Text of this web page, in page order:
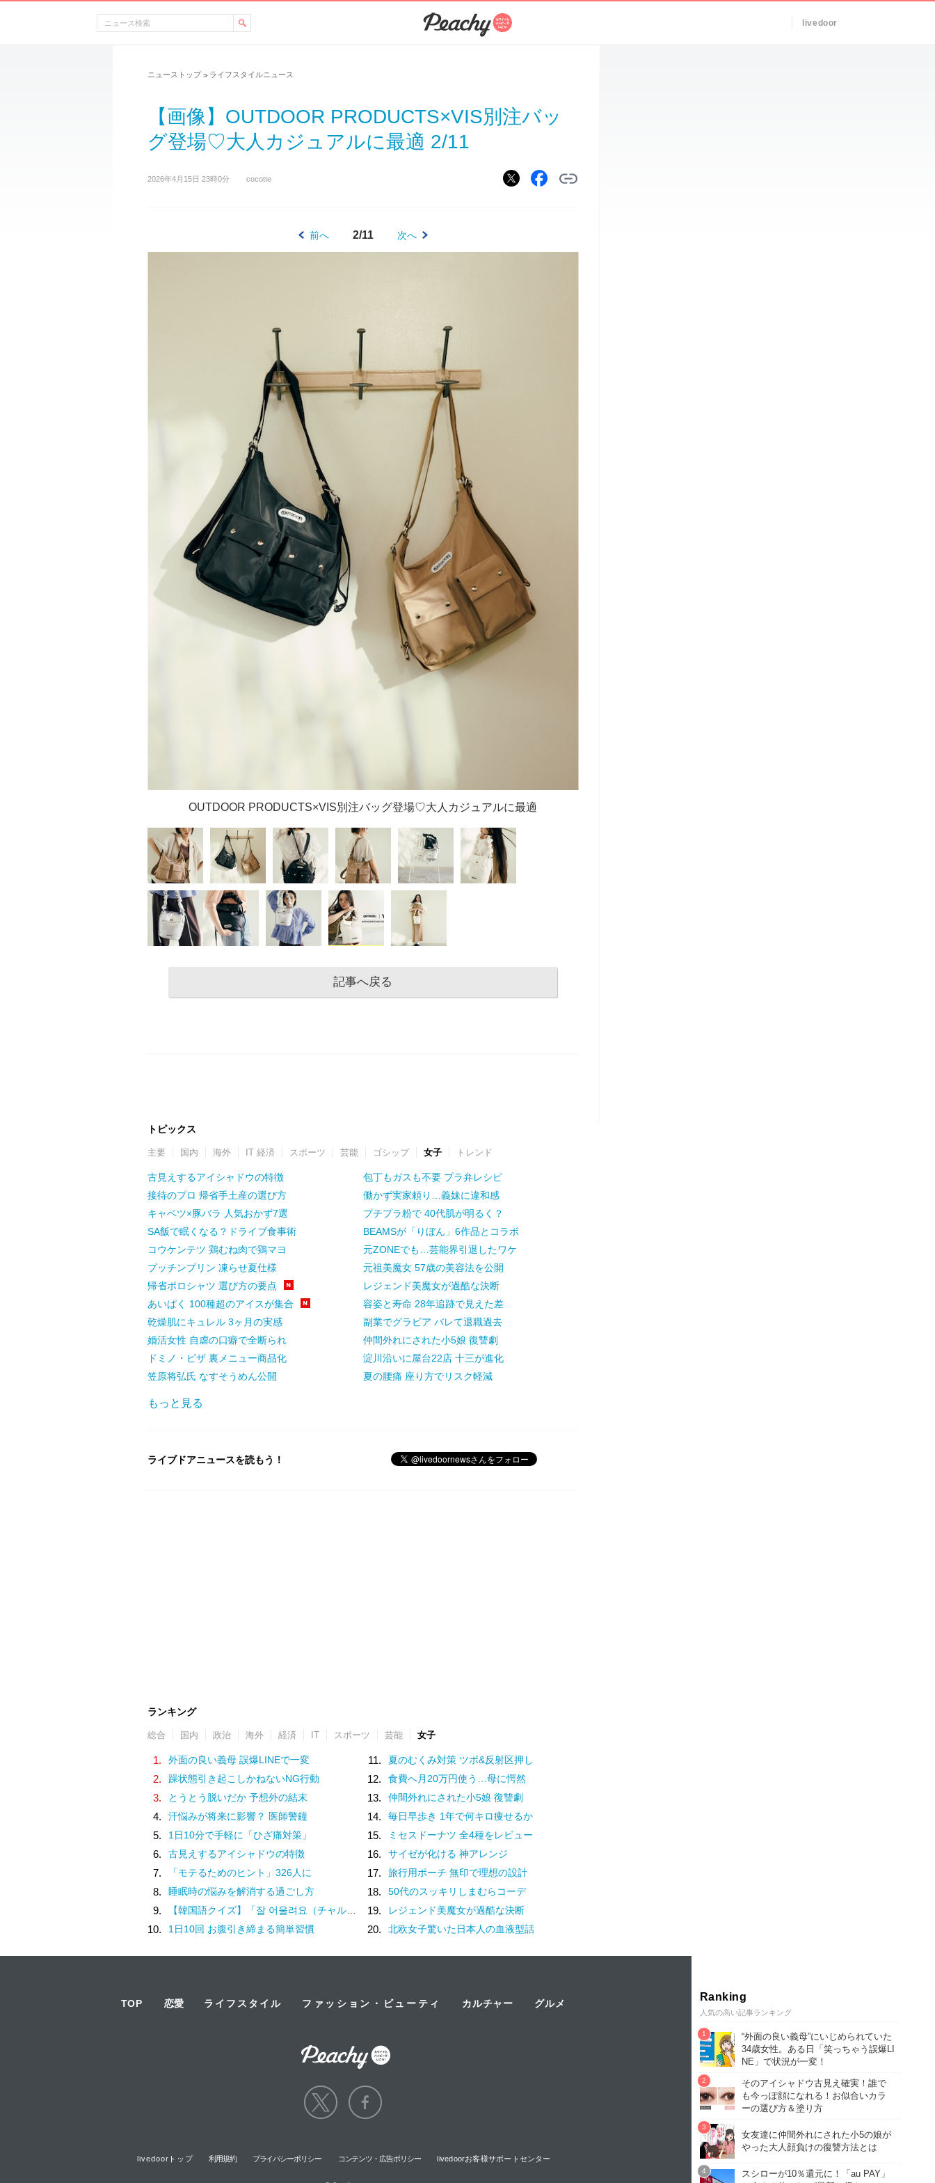
livedoor
ニューストップ > ライフスタイルニュース
【画像】OUTDOOR PRODUCTS×VIS別注バッ
グ登場♡大人カジュアルに最適 2/11
2026年4月15日 23時0分 cocotte
前へ 2/11 次へ
OUTDOOR PRODUCTS×VIS別注バッグ登場♡大人カジュアルに最適
記事へ戻る
トピックス
主要 国内 海外 IT 経済 スポーツ 芸能 ゴシップ 女子 トレンド
古見えするアイシャドウの特徴
接待のプロ 帰省手土産の選び方
キャベツ×豚バラ 人気おかず7選
SA飯で眠くなる？ドライブ食事術
コウケンテツ 鶏むね肉で鶏マヨ
プッチンプリン 凍らせ夏仕様
帰省ポロシャツ 選び方の要点
あいぱく 100種超のアイスが集合
乾燥肌にキュレル 3ヶ月の実感
婚活女性 自虐の口癖で全断られ
ドミノ・ピザ 裏メニュー商品化
笠原将弘氏 なすそうめん公開
包丁もガスも不要 プラ弁レシピ
働かず実家頼り…義妹に違和感
プチプラ粉で 40代肌が明るく？
BEAMSが「りぼん」6作品とコラボ
元ZONEでも…芸能界引退したワケ
元祖美魔女 57歳の美容法を公開
レジェンド美魔女が過酷な決断
容姿と寿命 28年追跡で見えた差
副業でグラビア バレて退職過去
仲間外れにされた小5娘 復讐劇
淀川沿いに屋台22店 十三が進化
夏の腰痛 座り方でリスク軽減
もっと見る
ライブドアニュースを読もう！
ランキング
総合 国内 政治 海外 経済 IT スポーツ 芸能 女子
1. 外面の良い義母 誤爆LINEで一変
2. 躁状態引き起こしかねないNG行動
3. とうとう脱いだか 予想外の結末
4. 汗悩みが将来に影響？ 医師警鐘
5. 1日10分で手軽に「ひざ痛対策」
6. 古見えするアイシャドウの特徴
7. 「モテるためのヒント」326人に
8. 睡眠時の悩みを解消する過ごし方
9. 【韓国語クイズ】「잘 어울려요（チャル オウルリョヨ）」の意味は？褒め言葉です♡
10. 1日10回 お腹引き締まる簡単習慣
11. 夏のむくみ対策 ツボ&反射区押し
12. 食費へ月20万円使う…母に愕然
13. 仲間外れにされた小5娘 復讐劇
14. 毎日早歩き 1年で何キロ痩せるか
15. ミセスドーナツ 全4種をレビュー
16. サイゼが化ける 神アレンジ
17. 旅行用ポーチ 無印で理想の設計
18. 50代のスッキリしまむらコーデ
19. レジェンド美魔女が過酷な決断
20. 北欧女子驚いた日本人の血液型話
Ranking
人気の高い記事ランキング
“外面の良い義母”にいじめられていた
34歳女性。ある日「笑っちゃう誤爆LI
NE」で状況が一変！
そのアイシャドウ古見え確実！誰で
も今っぽ顔になれる！お似合いカラ
ーの選び方＆塗り方
女友達に仲間外れにされた小5の娘が
やった大人顔負けの復讐方法とは
スシローが10％還元に！「au PAY」
TOP 恋愛 ライフスタイル ファッション・ビューティ カルチャー グルメ
livedoorトップ 利用規約 プライバシーポリシー コンテンツ・広告ポリシー livedoorお客様サポートセンター